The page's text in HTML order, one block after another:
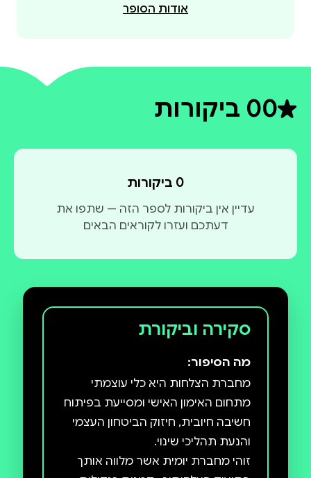
אודות הסופר
0דירוג ממוצע 0 מתוך 5
0 ביקורות
0 ביקורות
עדיין אין ביקורות לספר הזה — שתפו את
דעתכם ועזרו לקוראים הבאים
סקירה וביקורת
מה הסיפור:
מחברת הצלחות היא כלי עוצמתי
מתחום האימון האישי ומסייעת בפיתוח
חשיבה חיובית, חיזוק הביטחון העצמי
זוהי מחברת יומית אשר מלווה אותך